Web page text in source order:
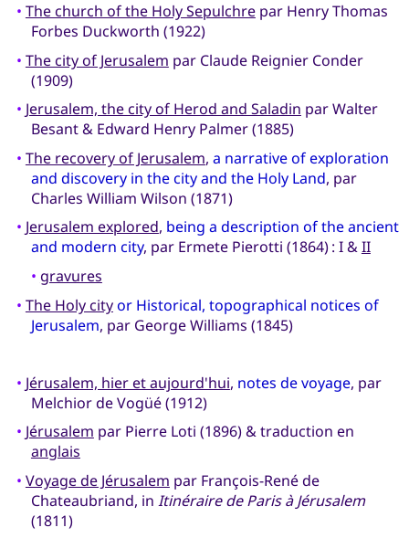
• The church of the Holy Sepulchrepar Henry Thomas
Forbes Duckworth (1922)
• The city of Jerusalem par Claude Reignier Conder
(1909)
• Jerusalem, the city of Herod and Saladin par Walter
Besant & Edward Henry Palmer (1885)
• The recovery of Jerusalem, a narrative of exploration
and discovery in the city and the Holy Land, par
Charles William Wilson (1871)
• Jerusalem explored, being a description of the ancient
and modern city, par Ermete Pierotti (1864) : I &II
• gravures
• The Holy cityor Historical, topographical notices of
Jerusalem, par George Williams (1845)
• Jérusalem, hier et aujourd'hui, notes de voyage, par
Melchior de Vogüé (1912)
• Jérusalem par Pierre Loti (1896) & traduction en
anglais
• Voyage de Jérusalem par François-René de
Chateaubriand, in Itinéraire de Paris à Jérusalem
(1811)